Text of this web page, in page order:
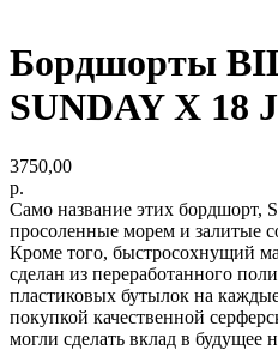
Бордшорты
SUNDAY X 18
3750,00
р.
Само название этих бордшорт,
просоленные морем и залитые
Кроме того, быстросохнущий
сделан из переработанного
пластиковых бутылок на
покупкой качественной
могли сделать вклад в будущее